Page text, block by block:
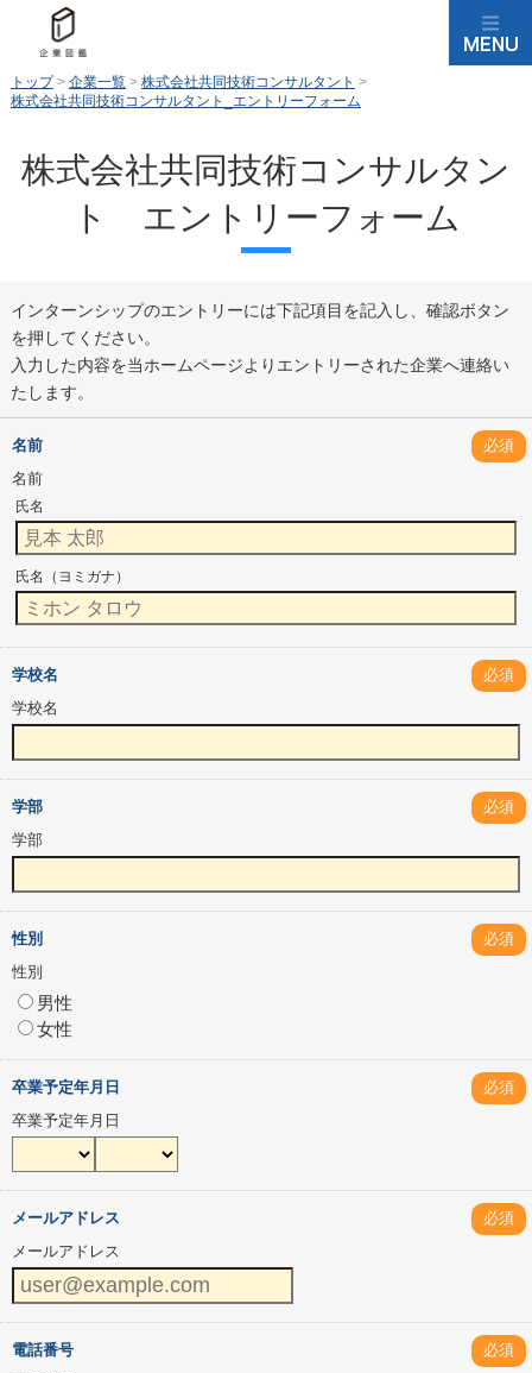
トップ > 企業一覧 > 株式会社共同技術コンサルタント >
株式会社共同技術コンサルタント_エントリーフォーム
株式会社共同技術コンサルタン
ト エントリーフォーム
インターンシップのエントリーには下記項目を記入し、確認ボタン
を押してください。
入力した内容を当ホームページよりエントリーされた企業へ連絡い
たします。
名前
必須
名前
氏名
氏名（ヨミガナ）
学校名
必須
学校名
学部
必須
学部
性別
必須
性別
男性
女性
卒業予定年月日
必須
卒業予定年月日
メールアドレス
必須
メールアドレス
電話番号
必須